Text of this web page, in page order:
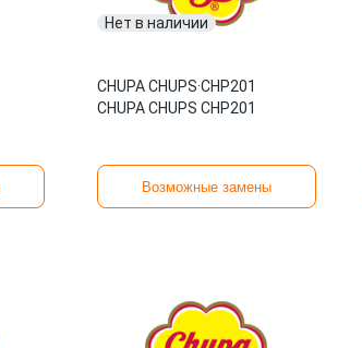
Нет в наличии
CHUPA CHUPS·CHP201
CHUPA CHUPS CHP201
Возможные замены